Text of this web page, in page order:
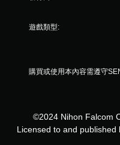
遊戲類型:
購買或使用本內容需遵守
©2024 Nihon Falcom
Licensed to and